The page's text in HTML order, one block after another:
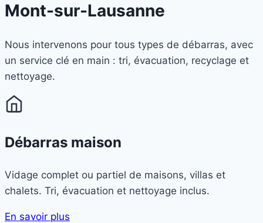
Mont-sur-Lausanne
Nous intervenons pour tous types de débarras, avec
un service clé en main : tri, évacuation, recyclage et
nettoyage.
Débarras maison
Vidage complet ou partiel de maisons, villas et
chalets. Tri, évacuation et nettoyage inclus.
En savoir plus